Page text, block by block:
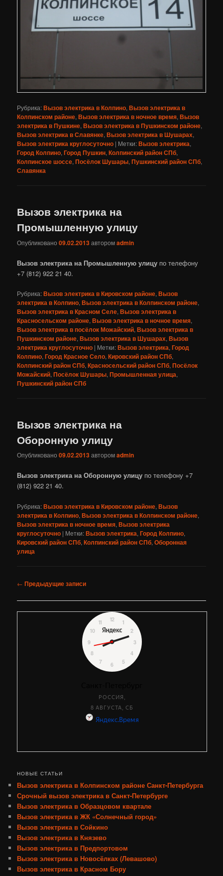
Рубрика:Вызов электрика в Колпино,Вызов электрика в
Колпинском районе,Вызов электрика в ночное время,Вызов
электрика в Пушкине,Вызов электрика в Пушкинском районе,
Вызов электрика в Славянке,Вызов электрика в Шушарах,
Вызов электрика круглосуточно | Метки:Вызов электрика,
Город Колпино,Город Пушкин,Колпинский район СПб,
Колпинское шоссе,Посёлок Шушары,Пушкинский район СПб,
Славянка
Вызов электрика на
Промышленную улицу
Опубликовано09.02.2013авторомadmin
Вызов электрика на Промышленную улицу по телефону
+7 (812) 922 21 40.
Рубрика:Вызов электрика в Кировском районе,Вызов
электрика в Колпино,Вызов электрика в Колпинском районе,
Вызов электрика в Красном Селе,Вызов электрика в
Красносельском районе,Вызов электрика в ночное время,
Вызов электрика в посёлок Можайский,Вызов электрика в
Пушкинском районе,Вызов электрика в Шушарах,Вызов
электрика круглосуточно | Метки:Вызов электрика,Город
Колпино,Город Красное Село,Кировский район СПб,
Колпинский район СПб,Красносельский район СПб,Посёлок
Можайский,Посёлок Шушары,Промышленная улица,
Пушкинский район СПб
Вызов электрика на
Оборонную улицу
Опубликовано09.02.2013авторомadmin
Вызов электрика на Оборонную улицу по телефону +7
(812) 922 21 40.
Рубрика:Вызов электрика в Кировском районе,Вызов
электрика в Колпино,Вызов электрика в Колпинском районе,
Вызов электрика в ночное время,Вызов электрика
круглосуточно | Метки:Вызов электрика,Город Колпино,
Кировский район СПб,Колпинский район СПб,Оборонная
улица
Навигация
записям
← Предыдущие записи
НОВЫЕ СТАТЬИ
Вызов электрика в Колпинском районе Санкт-Петербурга
Срочный вызов электрика в Санкт-Петербурге
Вызов электрика в Образцовом квартале
Вызов электрика в ЖК «Солнечный город»
Вызов электрика в Сойкино
Вызов электрика в Князево
Вызов электрика в Предпортовом
Вызов электрика в Новосёлках (Левашово)
Вызов электрика в Красном Бору